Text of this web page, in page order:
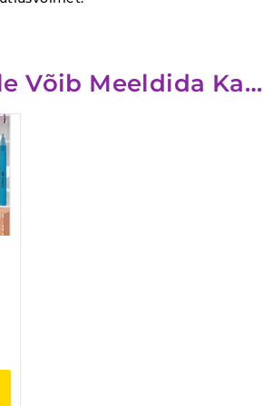
Võib Meeldida Ka…